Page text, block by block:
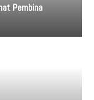
Pembina